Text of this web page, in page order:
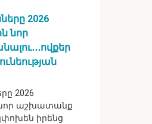
2026
նոր
2026
աշխատանք
իրենց